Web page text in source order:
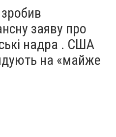
заяву про
надра . США
на «майже